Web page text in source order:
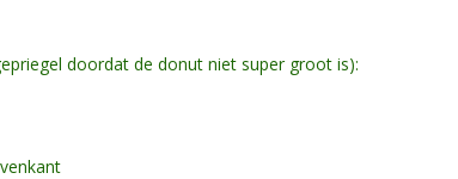
doordat de donut niet super groot is):